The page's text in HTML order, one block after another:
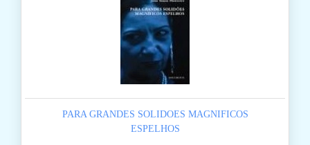
PARA GRANDES SOLIDOES MAGNIFICOS
ESPELHOS